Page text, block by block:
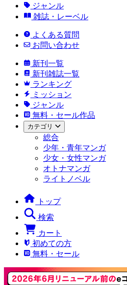
ジャンル
雑誌・レーベル
よくある質問
お問い合わせ
新刊一覧
新刊雑誌一覧
ランキング
ミッション
ジャンル
無料・セール作品
カテゴリ
総合
少年・青年マンガ
少女・女性マンガ
オトナマンガ
ライトノベル
トップ
検索
カート
初めての方
無料・セール